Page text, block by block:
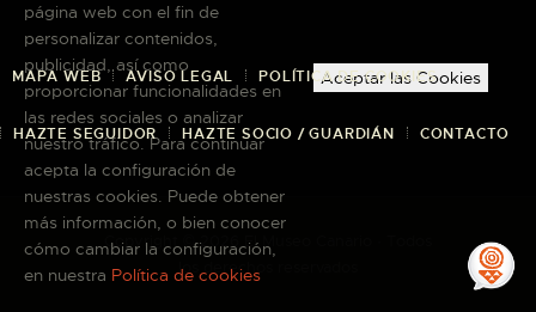
MAPA WEB AVISO LEGAL POLÍTICA DE COOKIES
HAZTE SEGUIDOR HAZTE SOCIO / GUARDIÁN CONTACTO
Copyright © 2026 El Museo Canario · Todos
los derechos reservados
página web con el fin de
personalizar contenidos,
publicidad, así como
proporcionar funcionalidades en
las redes sociales o analizar
nuestro tráfico. Para continuar
acepta la configuración de
nuestras cookies. Puede obtener
más información, o bien conocer
cómo cambiar la configuración,
en nuestra Política de cookies
Aceptar las Cookies